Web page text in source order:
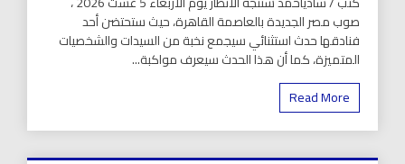
صوب مصر الجديدة بالعاصمة القاهرة، حيث ستحتضن أحد
فنادقها حدث استثنائي سيجمع نخبة من السيدات والشخصيات
المتميزة، كما أن هذا الحدث سيعرف مواكبة...
Read More